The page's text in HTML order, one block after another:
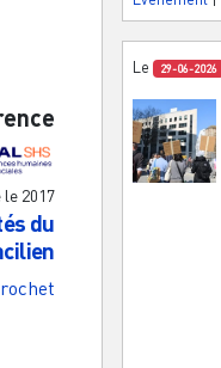
le 2017
du
Le 29-06-2026